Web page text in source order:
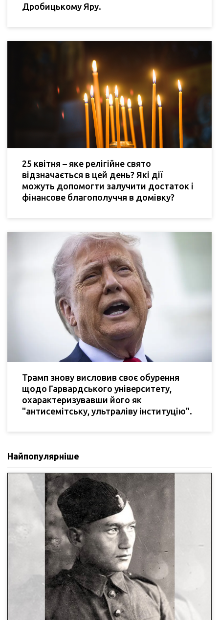
Дробицькому Яру.
25 квітня – яке релігійне свято
відзначається в цей день? Які дії
можуть допомогти залучити достаток і
фінансове благополуччя в домівку?
Трамп знову висловив своє обурення
щодо Гарвардського університету,
охарактеризувавши його як
"антисемітську, ультраліву інституцію".
Найпопулярніше